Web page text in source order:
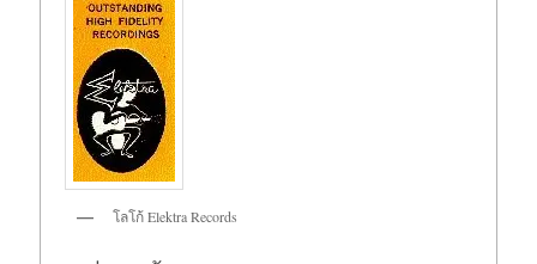
โลโก้ Elektra Records